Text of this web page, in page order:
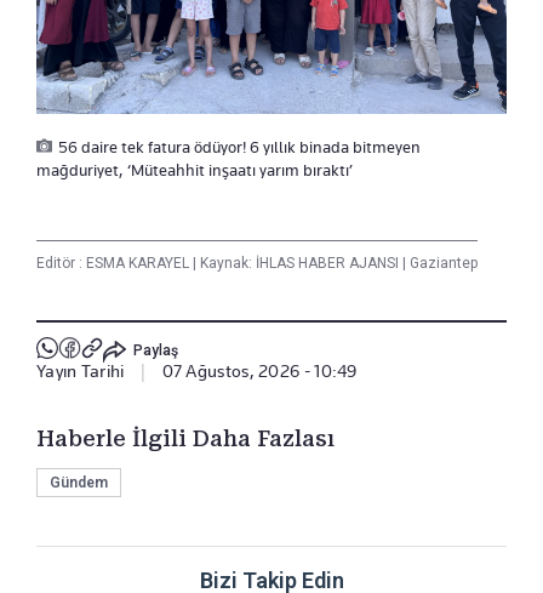
56 daire tek fatura ödüyor! 6 yıllık binada bitmeyen
mağduriyet, ‘Müteahhit inşaatı yarım bıraktı’
Editör : ESMA KARAYEL Kaynak: İHLAS HABER AJANSI Gaziantep
Paylaş
Yayın Tarihi 07 Ağustos, 2026 - 10:49
Haberle İlgili Daha Fazlası
Gündem
Bizi Takip Edin